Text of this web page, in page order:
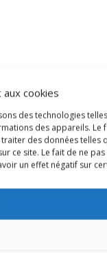
cookies
des technologies
des appareils. Le
des données telles
ce site. Le fait de ne pas
un effet négatif sur